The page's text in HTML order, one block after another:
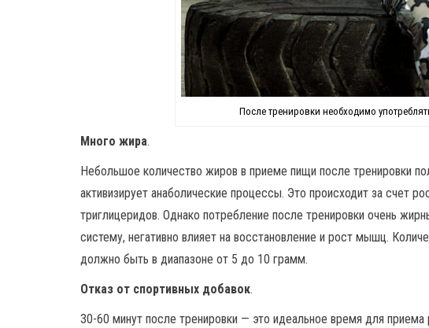
После тренировки необходимо
Много жира.
Небольшое количество жиров в приеме пищи после тренировки
активизирует анаболические процессы. Это происходит за счет
триглицеридов. Однако потребление после тренировки очень
систему, негативно влияет на восстановление и рост мышц.
должно быть в диапазоне от 5 до 10 грамм.
Отказ от спортивных добавок.
30-60 минут после тренировки — это идеальное время для